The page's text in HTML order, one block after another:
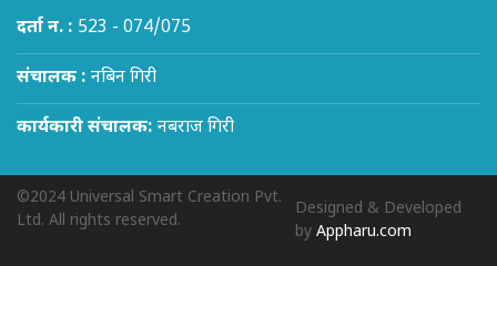
दर्ता न. : 523 - 074/075
संचालक : नबिन गिरी
कार्यकारी संचालक: नबराज गिरी
©2024 Universal Smart Creation Pvt.
Ltd. All rights reserved.
Designed & Developed
byAppharu.com